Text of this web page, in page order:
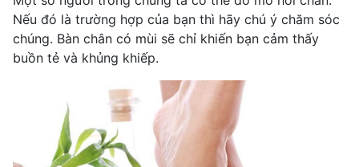
Nếu đó là trường hợp của bạn thì hãy chú ý chăm sóc
chúng. Bàn chân có mùi sẽ chỉ khiến bạn cảm thấy
buồn tẻ và khủng khiếp.